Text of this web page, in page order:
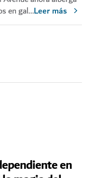
en gal...Leer más
en